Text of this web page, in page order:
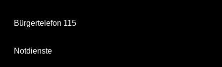
Bürgertelefon 115
Notdienste